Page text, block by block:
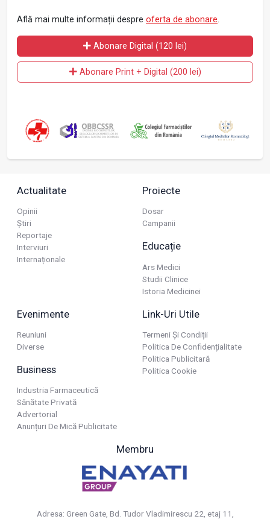
Află mai multe informații despre oferta de abonare.
Abonare Digital (120 lei)
Abonare Print + Digital (200 lei)
Actualitate
Opinii
Știri
Reportaje
Interviuri
Internaționale
Proiecte
Dosar
Campanii
Educație
Ars Medici
Studii Clinice
Istoria Medicinei
Evenimente
Reuniuni
Diverse
Business
Industria Farmaceutică
Sănătate Privată
Advertorial
Anunțuri De Mică Publicitate
Link-Uri Utile
Termeni Și Condiții
Politica De Confidențialitate
Politica Publicitară
Politica Cookie
Membru
Adresa: Green Gate, Bd. Tudor Vladimirescu 22, etaj 11,